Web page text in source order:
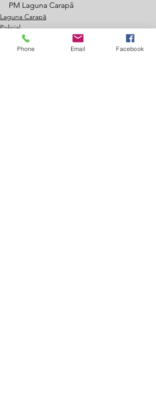
PM Laguna Carapã
Laguna Carapã
Policial
Phone Email Facebook